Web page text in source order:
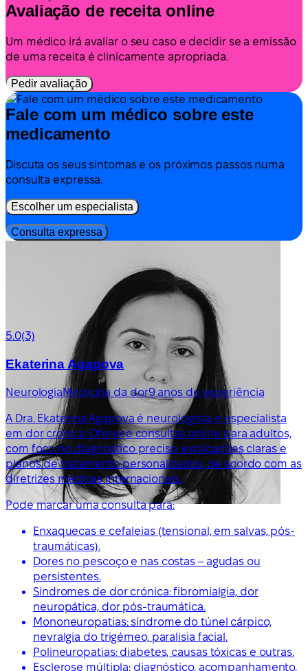
Avaliação de receita online
Um médico irá avaliar o seu caso e decidir se a emissão
de uma receita é clinicamente apropriada.
Pedir avaliação
Fale com um médico sobre este
medicamento
Discuta os seus sintomas e os próximos passos numa
consulta expressa.
Escolher um especialista
Consulta expressa
5.0(3)
Ekaterina Agapova
NeurologiaMedicina da dor9 anos de experiência
A Dra. Ekaterina Agapova é neurologista e especialista
em dor crónica. Oferece consultas online para adultos,
com foco no diagnóstico preciso, explicações claras e
planos de tratamento personalizados, de acordo com as
diretrizes médicas internacionais.
Pode marcar uma consulta para:
Enxaquecas e cefaleias (tensional, em salvas, pós-
traumáticas).
Dores no pescoço e nas costas – agudas ou
persistentes.
Síndromes de dor crónica: fibromialgia, dor
neuropática, dor pós-traumática.
Mononeuropatias: síndrome do túnel cárpico,
nevralgia do trigémeo, paralisia facial.
Polineuropatias: diabetes, causas tóxicas e outras.
Esclerose múltipla: diagnóstico, acompanhamento,